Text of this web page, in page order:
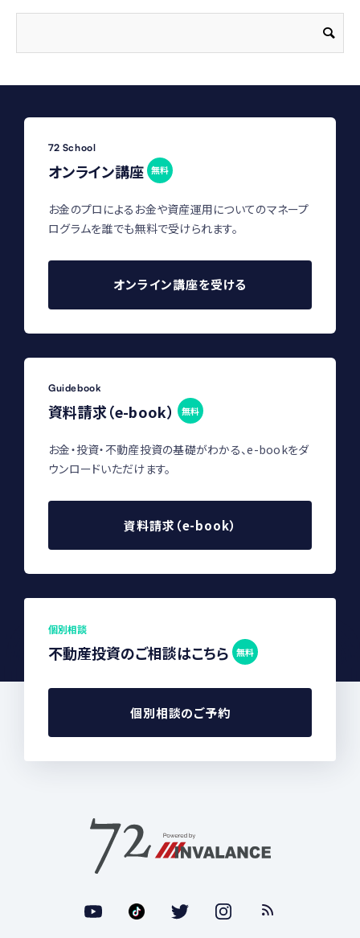
72 School
オンライン講座 無料
お金のプロによるお金や資産運用についてのマネープ
ログラムを誰でも無料で受けられます。
オンライン講座を受ける
Guidebook
資料請求（e-book） 無料
お金・投資・不動産投資の基礎がわかる、e-bookをダ
ウンロードいただけます。
資料請求（e-book）
個別相談
不動産投資のご相談はこちら 無料
個別相談のご予約